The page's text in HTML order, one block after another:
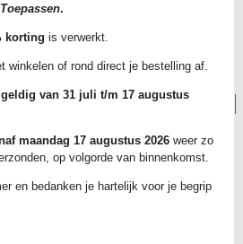
zorgvuldig verpakt in een plastic
vandaag nog jouw favoriete kaarten!
Toepassen.
korting is verwerkt.
winkelen of rond direct je bestelling af.
van 31 juli t/m 17 augustus
maandag 17 augustus 2026weer zo
op volgorde van binnenkomst.
en bedanken je hartelijk voor je begrip